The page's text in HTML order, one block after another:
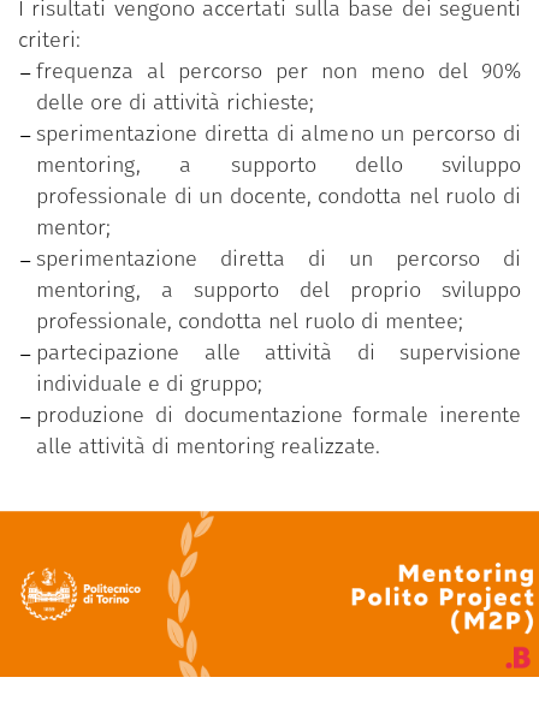
I risultati vengono accertati sulla base dei seguenti
criteri:
frequenza al percorso per non meno del 90%
delle ore di attività richieste;
sperimentazione diretta di almeno un percorso di
mentoring, a supporto dello sviluppo
professionale di un docente, condotta nel ruolo di
mentor;
sperimentazione diretta di un percorso di
mentoring, a supporto del proprio sviluppo
professionale, condotta nel ruolo di mentee;
partecipazione alle attività di supervisione
individuale e di gruppo;
produzione di documentazione formale inerente
alle attività di mentoring realizzate.